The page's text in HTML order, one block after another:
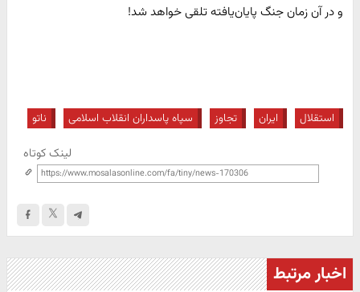
و در آن زمان جنگ پایان‌یافته تلقی خواهد شد!
استقلال ایران تجاوز سپاه پاسداران انقلاب اسلامی ناتو
لینک کوتاه
اخبار مرتبط